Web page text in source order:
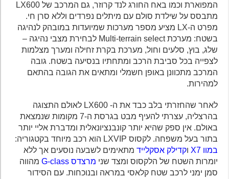
המפוארת וכמו באח החורג לנד קרוזר, גם המרכב של LX600
מתבסס על שילדת סולם עם מיתלים נפרדים וללא סרן חי.
מפרט ה-LX מציע מספר מערכות שמיועדות במובהק לנהיגה
בשטח: מערכת Multi-terrain select לבחירת מצבי נהיגה –
שלג, בוץ, סלעים וחול, מערכת בקרת זחילה ומערך מצלמות
לצפייה בכל סביבת הרכב ומתחתיו בנסיעה בשטח. גובה
המרכב מתכוונן באופן חשמלי ומתאים את הגובה בהתאם
למהירות.
לאחר שהחזרתי בלב כבד את ה- LX600 לאולם התצוגה
בהרצליה, עצרתי להעיף מבט בגרסת ה-7 מקומות שנמצאת
באולם. אין ספק שהיא יותר קונבנציונאלית ומדברת אליי יותר
בתור בעל משפחה. לקסוס LXVIP הוא רכב מיוחד בקטגוריה:
במוו X7
וקדילק אסקליידמתאימים לשבעה נוסעים אך ללא
יומרות השטח של הלקסוס ומצד שנימרצדס G-class
מהווה
סמן ימני לרכב שטח קלאסי במראה ובנוכחות. עם הסידור